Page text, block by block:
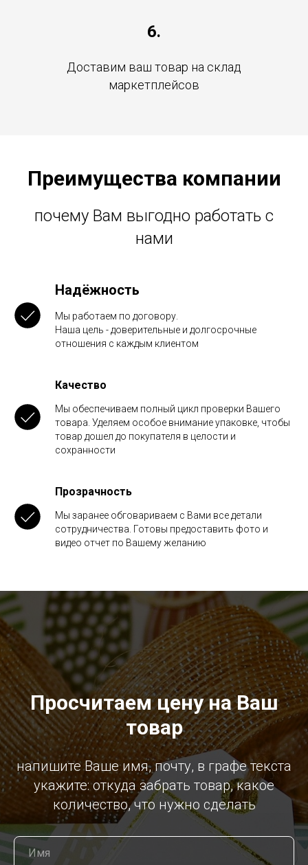
6.
Доставим ваш товар на склад
маркетплейсов
Преимущества компании
почему Вам выгодно работать с
нами
Надёжность
Мы работаем по договору.
Наша цель - доверительные и долгосрочные
отношения с каждым клиентом
Качество
Мы обеспечиваем полный цикл проверки Вашего
товара. Уделяем особое внимание упаковке, чтобы
товар дошел до покупателя в целости и
сохранности
Прозрачность
Мы заранее обговариваем с Вами все детали
сотрудничества. Готовы предоставить фото и
видео отчет по Вашему желанию
Просчитаем цену на Ваш
товар
напишите Ваше имя, почту, в графе текста
укажите: откуда забрать товар, какое
количество, что нужно сделать